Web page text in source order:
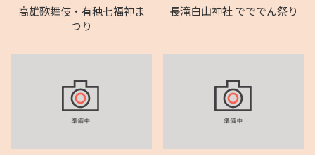
高雄歌舞伎・有穂七福神ま
つり
長滝白山神社 でででん祭り